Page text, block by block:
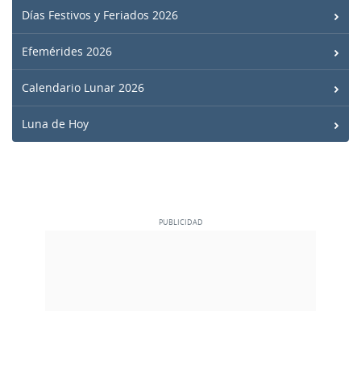
Días Festivos y Feriados 2026
Efemérides 2026
Calendario Lunar 2026
Luna de Hoy